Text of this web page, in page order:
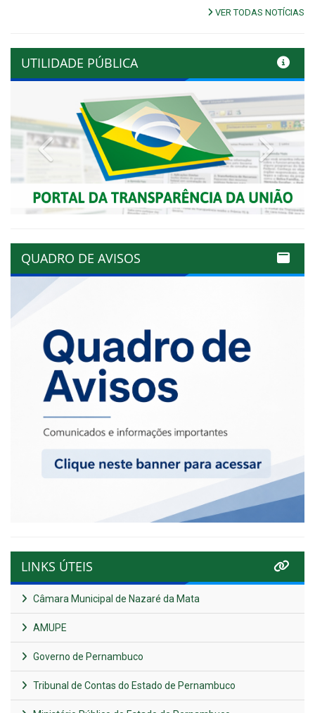
VER TODAS NOTÍCIAS
UTILIDADE PÚBLICA
Previous Next
QUADRO DE AVISOS
LINKS ÚTEIS
Câmara Municipal de Nazaré da Mata
AMUPE
Governo de Pernambuco
Tribunal de Contas do Estado de Pernambuco